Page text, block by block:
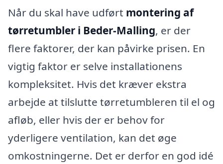
Når du skal have udført montering af
tørretumbler i Beder-Malling, er der
flere faktorer, der kan påvirke prisen. En
vigtig faktor er selve installationens
kompleksitet. Hvis det kræver ekstra
arbejde at tilslutte tørretumbleren til el og
afløb, eller hvis der er behov for
yderligere ventilation, kan det øge
omkostningerne. Det er derfor en god idé